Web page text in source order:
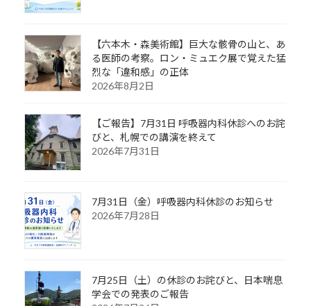
【六本木・森美術館】巨大な骸骨の山と、あ
る医師の考察。ロン・ミュエク展で覚えた猛
烈な「違和感」の正体
2026年8月2日
【ご報告】7月31日 呼吸器内科休診へのお詫
びと、札幌での講演を終えて
2026年7月31日
7月31日（金）呼吸器内科休診のお知らせ
2026年7月28日
7月25日（土）の休診のお詫びと、日本喘息
学会での発表のご報告